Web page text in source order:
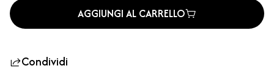
AGGIUNGI AL CARRELLO
Condividi